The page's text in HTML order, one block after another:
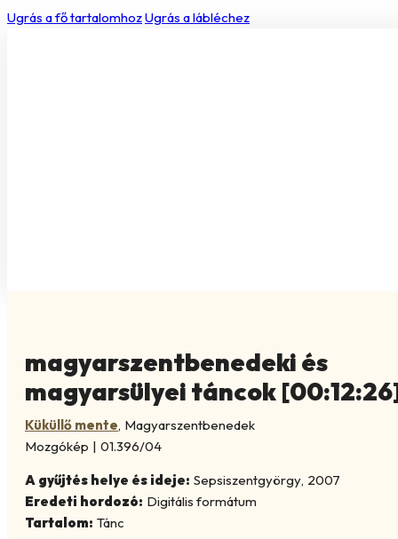
Ugrás a fő tartalomhozUgrás a lábléchez
magyarszentbenedeki és
magyarsülyei táncok
Küküllő mente, Magyarszentbenedek
Mozgókép | 01.396/04
A gyűjtés helye és ideje: Sepsiszentgyörgy, 2007
Eredeti hordozó: Digitális formátum
Tartalom: Tánc